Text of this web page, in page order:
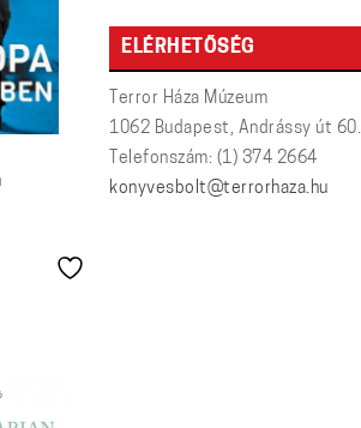
ELÉRHETŐSÉG
Terror Háza Múzeum
1062 Budapest, Andrássy út 60.
Telefonszám: (1) 374 2664
konyvesbolt@terrorhaza.hu